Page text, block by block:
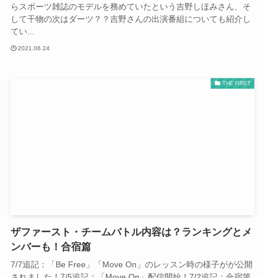
らスポーツ雑誌のモデルを務めていたという吉野しほみさん、そ
して干物の次はダーツ？？吉野さんの出演番組についても紹介し
てい...
2021.06.24
THE FIRST
ザファースト・チームバトル内容は？ランキングとメ
ンバーも！合宿篇
7/7追記：「Be Free」「Move On」のレッスン時の様子がが公開